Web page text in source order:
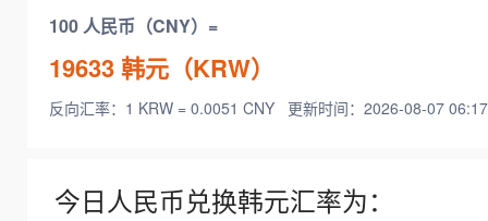
100 人民币（CNY）=
19633韩元（KRW）
反向汇率：1 KRW = 0.0051 CNY 更新时间：2026-08-07
今日人民币兑换韩元汇率为：